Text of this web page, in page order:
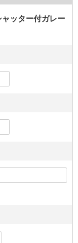
ッター付ガレー